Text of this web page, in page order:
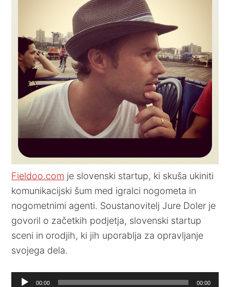
Fieldoo.com je slovenski startup, ki skuša ukiniti
komunikacijski šum med igralci nogometa in
nogometnimi agenti. Soustanovitelj Jure Doler je
govoril o začetkih podjetja, slovenski startup
sceni in orodjih, ki jih uporablja za opravljanje
svojega dela.
Audio
00:00 00:00